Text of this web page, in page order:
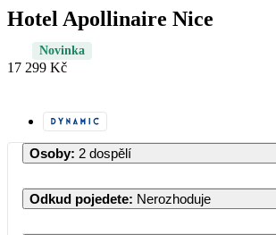
Hotel Apollinaire Nice
Novinka
17 299 Kč
Osoby: 2 dospělí
Odkud pojedete: Nerozhoduje